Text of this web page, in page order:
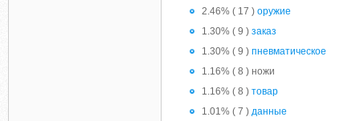
2.46% ( 17 ) оружие
1.30% ( 9 ) заказ
1.30% ( 9 ) пневматическое
1.16% ( 8 ) ножи
1.16% ( 8 ) товар
1.01% ( 7 ) данные